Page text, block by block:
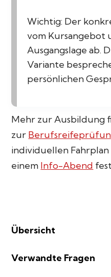
Übersicht
Verwandte Fragen
Wichtig: Der
vom Kursangebot
Ausgangslage ab.
Variante
persönlichen
Mehr zur Ausbildung
zur
individuellen
einem Info-Abend